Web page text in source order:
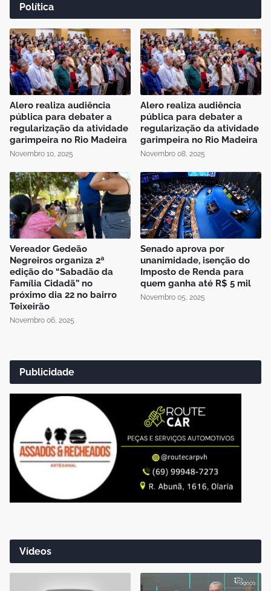
Política
Alero realiza audiência
pública para debater a
regularização da atividade
garimpeira no Rio Madeira
Novembro 10, 2025
Alero realiza audiência
pública para debater a
regularização da atividade
garimpeira no Rio Madeira
Novembro 08, 2025
Vereador Gedeão
Negreiros organiza 2ª
edição do “Sabadão da
Família Cidadã” no
próximo dia 22 no bairro
Teixeirão
Novembro 06, 2025
Senado aprova por
unanimidade, isenção do
Imposto de Renda para
quem ganha até R$ 5 mil
Novembro 05, 2025
Publicidade
Vídeos